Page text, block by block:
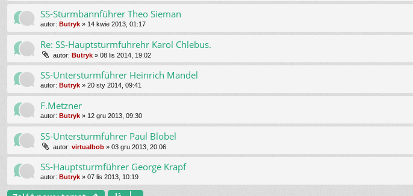
SS-Sturmbannführer Theo Sieman
autor: Butryk » 14 kwie 2013, 01:17
Re: SS-Hauptsturmfuhrehr Karol Chlebus.
autor: Butryk » 08 lis 2014, 19:02
SS-Untersturmführer Heinrich Mandel
autor: Butryk » 20 sty 2014, 09:41
F.Metzner
autor: Butryk » 12 gru 2013, 09:30
SS-Untersturmführer Paul Blobel
autor: virtualbob » 03 gru 2013, 20:06
SS-Hauptsturmführer George Krapf
autor: Butryk » 07 lis 2013, 10:19